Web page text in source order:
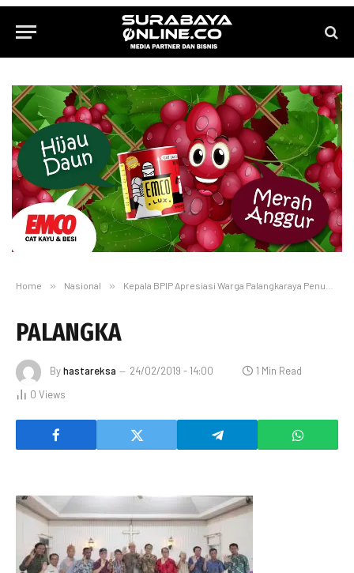
Home » Nasional » Kepala BPIP Apresiasi Warga Palangkaraya Penuh Toleransi
PALANGKA
Byhastareksa 24/02/2019 - 14:00
1 Min Read
0 Views